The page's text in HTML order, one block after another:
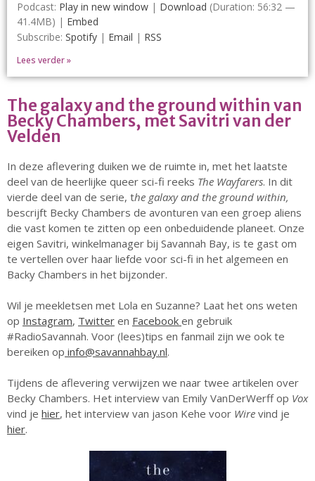
Voor Medewerkers en Relaties
Over ons
Ons verhaal
Het Team
Stichting De Luister
Vacatures
Steun ons
Contact
Contact
Bestelformulier
Sunday
26 juli: Lazy Queer Sunday
Podcast: Play in new window | Download (Duration: 56:32 —
41.4MB) | Embed
Subscribe: Spotify | Email | RSS
Lees verder »
The galaxy and the ground within van
Becky Chambers, met Savitri van der
Velden
In deze aflevering duiken we de ruimte in, met het laatste
deel van de heerlijke queer sci-fi reeks The Wayfarers. In dit
vierde deel van de serie, the galaxy and the ground within,
bescrijft Becky Chambers de avonturen van een groep aliens
die vast komen te zitten op een onbeduidende planeet. Onze
eigen Savitri, winkelmanager bij Savannah Bay, is te gast om
te vertellen over haar liefde voor sci-fi in het algemeen en
Backy Chambers in het bijzonder.
Wil je meekletsen met Lola en Suzanne? Laat het ons weten
op Instagram, Twitter en Facebook en gebruik
#RadioSavannah. Voor (lees)tips en fanmail zijn we ook te
bereiken op info@savannahbay.nl.
Tijdens de aflevering verwijzen we naar twee artikelen over
Becky Chambers. Het interview van Emily VanDerWerff op Vox
vind je hier, het interview van jason Kehe voor Wire vind je
hier.